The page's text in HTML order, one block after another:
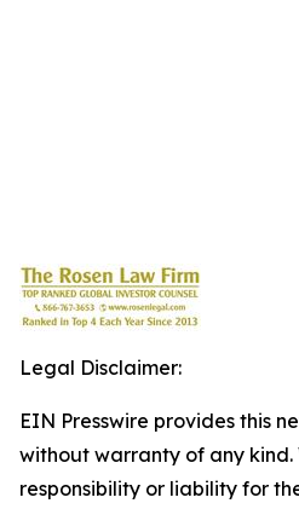
Legal Disclaimer:
EIN Presswire provides this
without warranty of any
responsibility or liability for